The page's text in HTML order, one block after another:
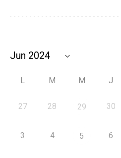
L M M J
27 28 29 30
3 4 5 6